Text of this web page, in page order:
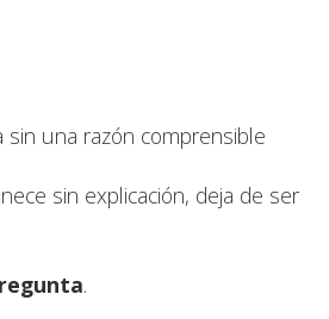
una razón comprensible
sin explicación, deja de ser
.